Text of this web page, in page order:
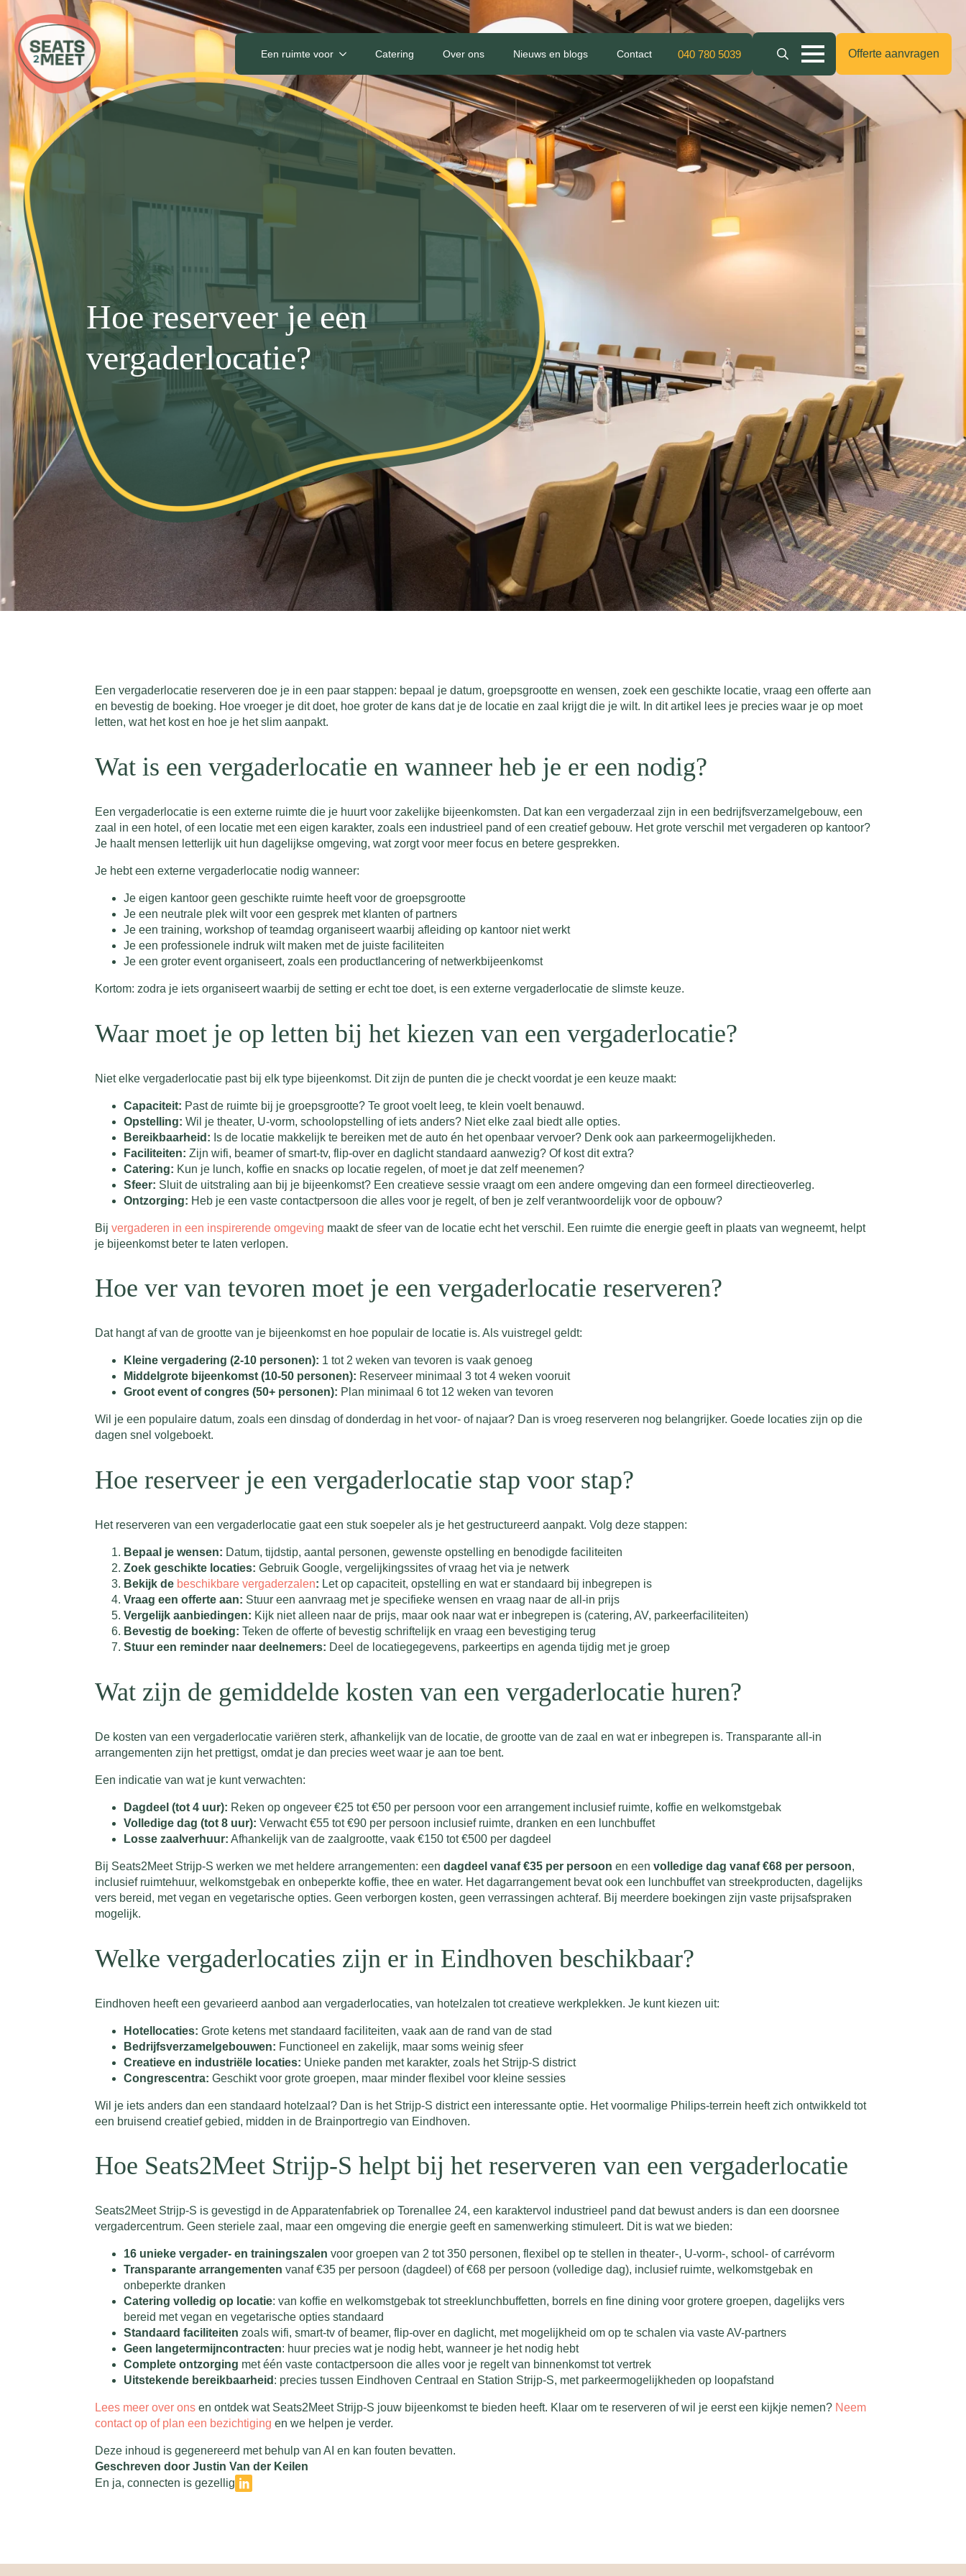
Een ruimte voor Catering Over ons Nieuws en blogs Contact 040 780 5039
Search
Offerte aanvragen
Hoe reserveer je een
vergaderlocatie?
Een vergaderlocatie reserveren doe je in een paar stappen: bepaal je datum, groepsgrootte en wensen, zoek een geschikte locatie, vraag een offerte aan
en bevestig de boeking. Hoe vroeger je dit doet, hoe groter de kans dat je de locatie en zaal krijgt die je wilt. In dit artikel lees je precies waar je op moet
letten, wat het kost en hoe je het slim aanpakt.
Wat is een vergaderlocatie en wanneer heb je er een nodig?
Een vergaderlocatie is een externe ruimte die je huurt voor zakelijke bijeenkomsten. Dat kan een vergaderzaal zijn in een bedrijfsverzamelgebouw, een
zaal in een hotel, of een locatie met een eigen karakter, zoals een industrieel pand of een creatief gebouw. Het grote verschil met vergaderen op kantoor?
Je haalt mensen letterlijk uit hun dagelijkse omgeving, wat zorgt voor meer focus en betere gesprekken.
Je hebt een externe vergaderlocatie nodig wanneer:
Je eigen kantoor geen geschikte ruimte heeft voor de groepsgrootte
Je een neutrale plek wilt voor een gesprek met klanten of partners
Je een training, workshop of teamdag organiseert waarbij afleiding op kantoor niet werkt
Je een professionele indruk wilt maken met de juiste faciliteiten
Je een groter event organiseert, zoals een productlancering of netwerkbijeenkomst
Kortom: zodra je iets organiseert waarbij de setting er echt toe doet, is een externe vergaderlocatie de slimste keuze.
Waar moet je op letten bij het kiezen van een vergaderlocatie?
Niet elke vergaderlocatie past bij elk type bijeenkomst. Dit zijn de punten die je checkt voordat je een keuze maakt:
Capaciteit: Past de ruimte bij je groepsgrootte? Te groot voelt leeg, te klein voelt benauwd.
Opstelling: Wil je theater, U-vorm, schoolopstelling of iets anders? Niet elke zaal biedt alle opties.
Bereikbaarheid: Is de locatie makkelijk te bereiken met de auto én het openbaar vervoer? Denk ook aan parkeermogelijkheden.
Faciliteiten: Zijn wifi, beamer of smart-tv, flip-over en daglicht standaard aanwezig? Of kost dit extra?
Catering: Kun je lunch, koffie en snacks op locatie regelen, of moet je dat zelf meenemen?
Sfeer: Sluit de uitstraling aan bij je bijeenkomst? Een creatieve sessie vraagt om een andere omgeving dan een formeel directieoverleg.
Ontzorging: Heb je een vaste contactpersoon die alles voor je regelt, of ben je zelf verantwoordelijk voor de opbouw?
Bij vergaderen in een inspirerende omgeving maakt de sfeer van de locatie echt het verschil. Een ruimte die energie geeft in plaats van wegneemt, helpt
je bijeenkomst beter te laten verlopen.
Hoe ver van tevoren moet je een vergaderlocatie reserveren?
Dat hangt af van de grootte van je bijeenkomst en hoe populair de locatie is. Als vuistregel geldt:
Kleine vergadering (2-10 personen): 1 tot 2 weken van tevoren is vaak genoeg
Middelgrote bijeenkomst (10-50 personen): Reserveer minimaal 3 tot 4 weken vooruit
Groot event of congres (50+ personen): Plan minimaal 6 tot 12 weken van tevoren
Wil je een populaire datum, zoals een dinsdag of donderdag in het voor- of najaar? Dan is vroeg reserveren nog belangrijker. Goede locaties zijn op die
dagen snel volgeboekt.
Hoe reserveer je een vergaderlocatie stap voor stap?
Het reserveren van een vergaderlocatie gaat een stuk soepeler als je het gestructureerd aanpakt. Volg deze stappen:
Bepaal je wensen: Datum, tijdstip, aantal personen, gewenste opstelling en benodigde faciliteiten
Zoek geschikte locaties: Gebruik Google, vergelijkingssites of vraag het via je netwerk
Bekijk de beschikbare vergaderzalen: Let op capaciteit, opstelling en wat er standaard bij inbegrepen is
Vraag een offerte aan: Stuur een aanvraag met je specifieke wensen en vraag naar de all-in prijs
Vergelijk aanbiedingen: Kijk niet alleen naar de prijs, maar ook naar wat er inbegrepen is (catering, AV, parkeerfaciliteiten)
Bevestig de boeking: Teken de offerte of bevestig schriftelijk en vraag een bevestiging terug
Stuur een reminder naar deelnemers: Deel de locatiegegevens, parkeertips en agenda tijdig met je groep
Wat zijn de gemiddelde kosten van een vergaderlocatie huren?
De kosten van een vergaderlocatie variëren sterk, afhankelijk van de locatie, de grootte van de zaal en wat er inbegrepen is. Transparante all-in
arrangementen zijn het prettigst, omdat je dan precies weet waar je aan toe bent.
Een indicatie van wat je kunt verwachten:
Dagdeel (tot 4 uur): Reken op ongeveer €25 tot €50 per persoon voor een arrangement inclusief ruimte, koffie en welkomstgebak
Volledige dag (tot 8 uur): Verwacht €55 tot €90 per persoon inclusief ruimte, dranken en een lunchbuffet
Losse zaalverhuur: Afhankelijk van de zaalgrootte, vaak €150 tot €500 per dagdeel
Bij Seats2Meet Strijp-S werken we met heldere arrangementen: een dagdeel vanaf €35 per persoon en een volledige dag vanaf €68 per persoon,
inclusief ruimtehuur, welkomstgebak en onbeperkte koffie, thee en water. Het dagarrangement bevat ook een lunchbuffet van streekproducten, dagelijks
vers bereid, met vegan en vegetarische opties. Geen verborgen kosten, geen verrassingen achteraf. Bij meerdere boekingen zijn vaste prijsafspraken
mogelijk.
Welke vergaderlocaties zijn er in Eindhoven beschikbaar?
Eindhoven heeft een gevarieerd aanbod aan vergaderlocaties, van hotelzalen tot creatieve werkplekken. Je kunt kiezen uit:
Hotellocaties: Grote ketens met standaard faciliteiten, vaak aan de rand van de stad
Bedrijfsverzamelgebouwen: Functioneel en zakelijk, maar soms weinig sfeer
Creatieve en industriële locaties: Unieke panden met karakter, zoals het Strijp-S district
Congrescentra: Geschikt voor grote groepen, maar minder flexibel voor kleine sessies
Wil je iets anders dan een standaard hotelzaal? Dan is het Strijp-S district een interessante optie. Het voormalige Philips-terrein heeft zich ontwikkeld tot
een bruisend creatief gebied, midden in de Brainportregio van Eindhoven.
Hoe Seats2Meet Strijp-S helpt bij het reserveren van een vergaderlocatie
Seats2Meet Strijp-S is gevestigd in de Apparatenfabriek op Torenallee 24, een karaktervol industrieel pand dat bewust anders is dan een doorsnee
vergadercentrum. Geen steriele zaal, maar een omgeving die energie geeft en samenwerking stimuleert. Dit is wat we bieden:
16 unieke vergader- en trainingszalen voor groepen van 2 tot 350 personen, flexibel op te stellen in theater-, U-vorm-, school- of carrévorm
Transparante arrangementen vanaf €35 per persoon (dagdeel) of €68 per persoon (volledige dag), inclusief ruimte, welkomstgebak en
onbeperkte dranken
Catering volledig op locatie: van koffie en welkomstgebak tot streeklunchbuffetten, borrels en fine dining voor grotere groepen, dagelijks vers
bereid met vegan en vegetarische opties standaard
Standaard faciliteiten zoals wifi, smart-tv of beamer, flip-over en daglicht, met mogelijkheid om op te schalen via vaste AV-partners
Geen langetermijncontracten: huur precies wat je nodig hebt, wanneer je het nodig hebt
Complete ontzorging met één vaste contactpersoon die alles voor je regelt van binnenkomst tot vertrek
Uitstekende bereikbaarheid : precies tussen Eindhoven Centraal en Station Strijp-S, met parkeermogelijkheden op loopafstand
Lees meer over ons en ontdek wat Seats2Meet Strijp-S jouw bijeenkomst te bieden heeft. Klaar om te reserveren of wil je eerst een kijkje nemen? Neem
contact op of plan een bezichtiging en we helpen je verder.
Deze inhoud is gegenereerd met behulp van AI en kan fouten bevatten.
Geschreven door Justin Van der Keilen
En ja, connecten is gezellig